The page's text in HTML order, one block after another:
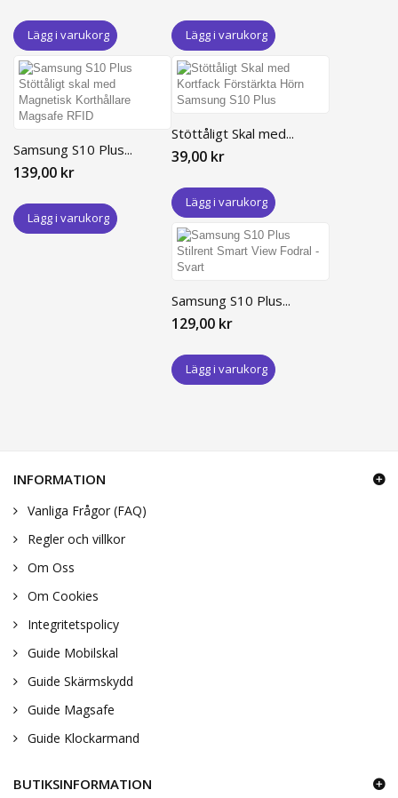
Lägg i varukorg Lägg i varukorg
Samsung S10 Plus...
139,00 kr
Lägg i varukorg
Stöttåligt Skal med...
39,00 kr
Lägg i varukorg
Samsung S10 Plus...
129,00 kr
Lägg i varukorg
INFORMATION
Vanliga Frågor (FAQ)
Regler och villkor
Om Oss
Om Cookies
Integritetspolicy
Guide Mobilskal
Guide Skärmskydd
Guide Magsafe
Guide Klockarmand
BUTIKSINFORMATION